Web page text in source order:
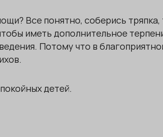
Все понятно, соберись тряпка,
иметь дополнительное
Потому что в
детей.